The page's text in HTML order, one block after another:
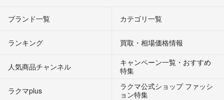
ブランド一覧 カテゴリ一覧
ランキング 買取・相場価格情報
人気商品チャンネル
キャンペーン一覧・おすすめ
特集
ラクマplus
ラクマ公式ショップ ファッシ
ョン特集